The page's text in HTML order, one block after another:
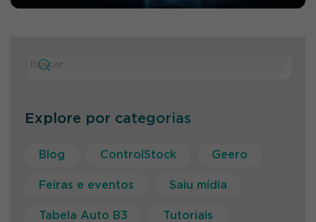
Explore por categorias
Blog ControlStock Geero
Feiras e eventos Saiu mídia
Tabela Auto B3 Tutoriais